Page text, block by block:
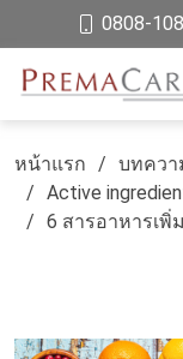
0808-
หน้าแรก
บทควา
Active
6 สารอาหารเ